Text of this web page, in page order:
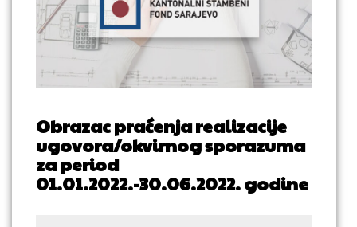
Obrazac praćenja realizacije
ugovora/okvirnog sporazuma
za period
01.01.2022.-30.06.2022. godine